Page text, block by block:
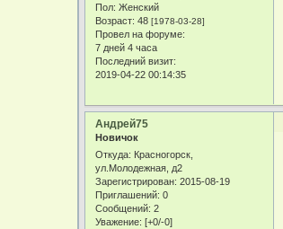
Пол: Женский
Возраст: 48[1978-03-28]
Провел на форуме:
7 дней 4 часа
Последний визит:
2019-04-22 00:14:35
Андрей75
Новичок
Откуда: Красногорск,
ул.Молодежная, д2
Зарегистрирован: 2015-08-19
Приглашений: 0
Сообщений: 2
Уважение: [+0/-0]